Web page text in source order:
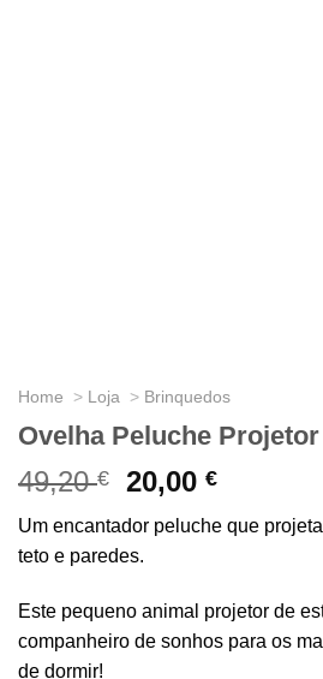
Home Loja Brinquedos
Ovelha Peluche
49,20€
O
preço
original
era:
49,20 €.
20,00€
preço
atual
20,00 €.
Um encantador peluche que
teto e paredes.
Este pequeno animal projetor de
companheiro de sonhos para os
de dormir!